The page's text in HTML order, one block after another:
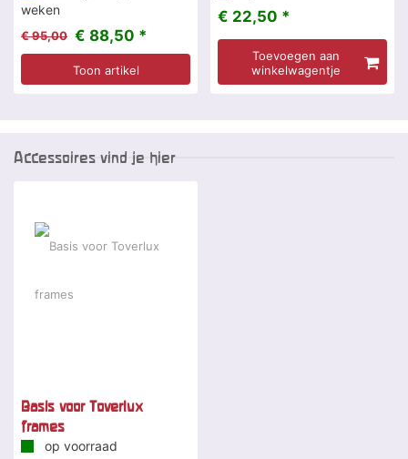
weken
€ 95,00 € 88,50 *
Toon artikel
€ 22,50 *
Toevoegen aan
winkelwagentje
Accessoires vind je hier
Basis voor Toverlux
frames
op voorraad